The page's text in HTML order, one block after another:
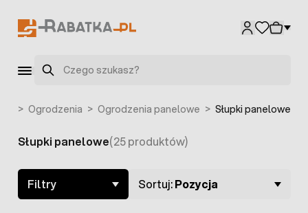
Szukaj
> Ogrodzenia > Ogrodzenia panelowe > Słupki panelowe
Skip to product list
Słupki panelowe(25 produktów)
Filtry Sortuj:Pozycja